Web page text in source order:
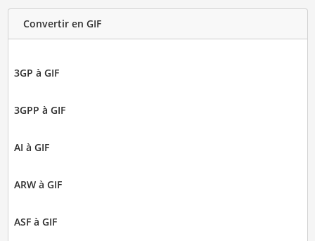
Convertir en GIF
3GP à GIF
3GPP à GIF
AI à GIF
ARW à GIF
ASF à GIF